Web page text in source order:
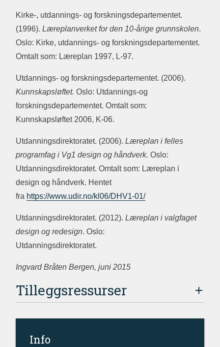
Kirke-, utdannings- og forskningsdepartementet.
(1996). Læreplanverket for den 10-årige grunnskolen.
Oslo: Kirke, utdannings- og forskningsdepartementet.
Omtalt som: Læreplan 1997, L-97.
Utdannings- og forskningsdepartementet. (2006).
Kunnskapsløftet. Oslo: Utdannings-og
forskningsdepartementet. Omtalt som:
Kunnskapsløftet 2006, K-06.
Utdanningsdirektoratet. (2006). Læreplan i felles
programfag i Vg1 design og håndverk. Oslo:
Utdanningsdirektoratet. Omtalt som: Læreplan i
design og håndverk. Hentet
fra https://www.udir.no/kl06/DHV1-01/
Utdanningsdirektoratet. (2012). Læreplan i valgfaget
design og redesign. Oslo:
Utdanningsdirektoratet.
Ingvard Bråten Bergen, juni 2015
Tilleggsressurser
Info